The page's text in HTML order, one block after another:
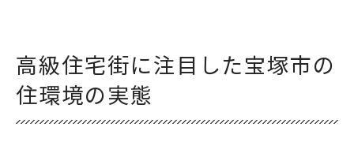
高級住宅街に注目した宝塚市の
住環境の実態